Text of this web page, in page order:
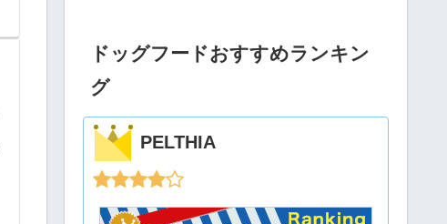
ドッグフードおすすめランキン
グ
PELTHIA